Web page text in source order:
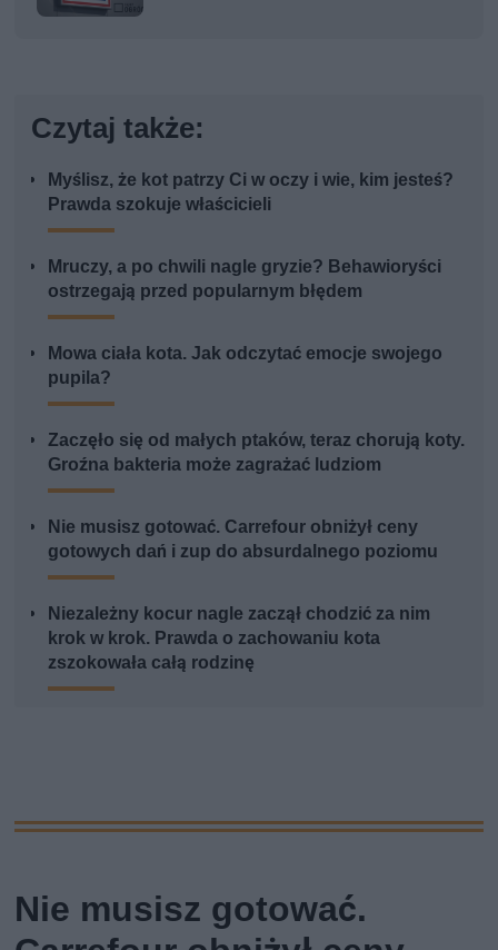
Czytaj także:
Myślisz, że kot patrzy Ci w oczy i wie, kim jesteś?
Prawda szokuje właścicieli
Mruczy, a po chwili nagle gryzie? Behawioryści
ostrzegają przed popularnym błędem
Mowa ciała kota. Jak odczytać emocje swojego
pupila?
Zaczęło się od małych ptaków, teraz chorują koty.
Groźna bakteria może zagrażać ludziom
Nie musisz gotować. Carrefour obniżył ceny
gotowych dań i zup do absurdalnego poziomu
Niezależny kocur nagle zaczął chodzić za nim
krok w krok. Prawda o zachowaniu kota
zszokowała całą rodzinę
Nie musisz gotować.